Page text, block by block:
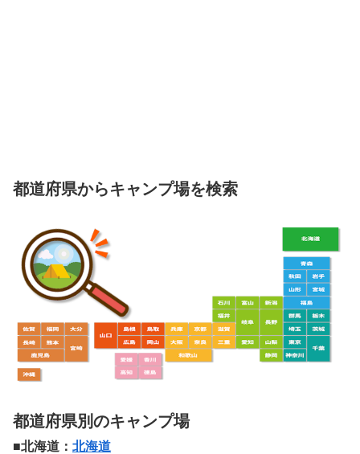
都道府県からキャンプ場を検索
都道府県別のキャンプ場
■北海道： 北海道